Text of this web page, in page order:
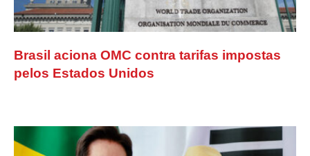
Brasil aciona OMC contra tarifas impostas
pelos Estados Unidos